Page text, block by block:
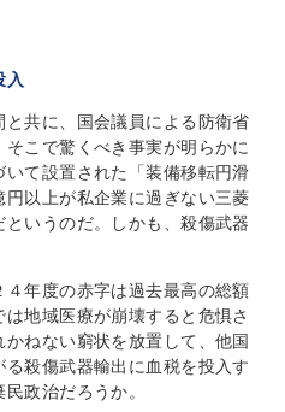
入
共に、国会議員による防衛省
こで驚くべき事実が明らかに
て設置された「装備移転円滑
以上が私企業に過ぎない三菱
いうのだ。しかも、殺傷武器
年度の赤字は過去最高の総額
地域医療が崩壊すると危惧さ
ねない窮状を放置して、他国
殺傷武器輸出に血税を投入す
政治だろうか。